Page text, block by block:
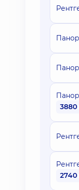
3880
2740